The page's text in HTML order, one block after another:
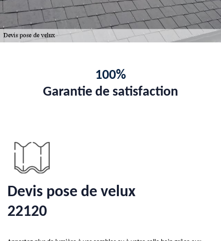
100%
Garantie de satisfaction
Devis pose de velux
22120